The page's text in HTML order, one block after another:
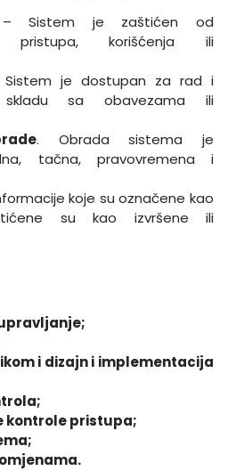
Sistem je zaštićen od
pristupa, korišćenja ili
je dostupan za rad i
sa obavezama ili
. Obrada sistema je
tačna, pravovremena i
koje su označene kao
su kao izvršene ili
i dizajn i implementacija
kontrole pristupa;